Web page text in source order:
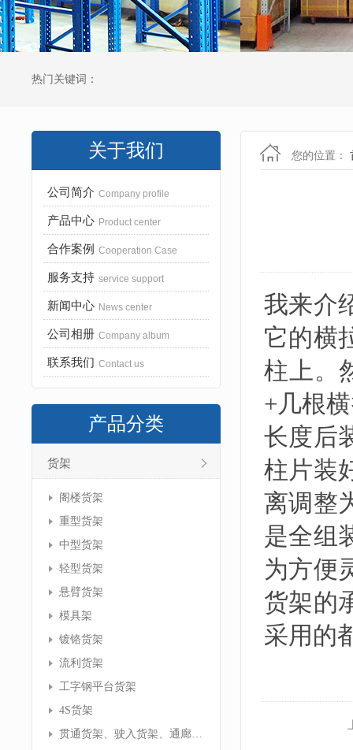
热门关键词：
关于我们
公司简介 Company profile
产品中心 Product center
合作案例 Cooperation Case
服务支持 service support
新闻中心 News center
公司相册 Company album
联系我们 Contact us
产品分类
货架
阁楼货架
重型货架
中型货架
轻型货架
悬臂货架
模具架
镀铬货架
流利货架
工字钢平台货架
4S货架
贯通货架、驶入货架、通廊货架
您的位置：
我来介
它的横
柱上。
+几根
长度后
柱片装
离调整
是全组
为方便
货架的
采用的